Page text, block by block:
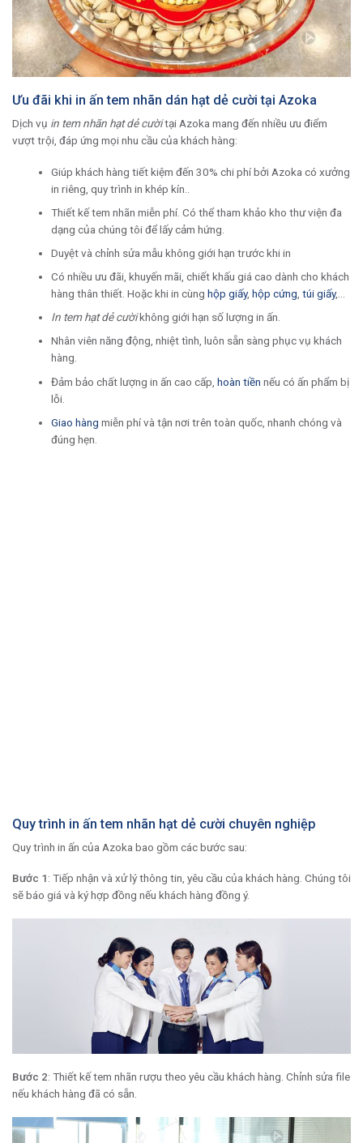
Ưu đãi khi in ấn tem nhãn dán hạt dẻ cười tại Azoka
Dịch vụ in tem nhãn hạt dẻ cườitại Azoka mang đến nhiều ưu điểm
vượt trội, đáp ứng mọi nhu cầu của khách hàng:
Giúp khách hàng tiết kiệm đến 30% chi phí bởi Azoka có xưởng
in riêng, quy trình in khép kín..
Thiết kế tem nhãn miễn phí. Có thể tham khảo kho thư viện đa
dạng của chúng tôi để lấy cảm hứng.
Duyệt và chỉnh sửa mẫu không giới hạn trước khi in
Có nhiều ưu đãi, khuyến mãi, chiết khấu giá cao dành cho khách
hàng thân thiết. Hoặc khi in cùng hộp giấy, hộp cứng túi giấy,…
In tem hạt dẻ cườikhông giới hạn số lượng in ấn.
Nhân viên năng động, nhiệt tình, luôn sẵn sàng phục vụ khách
hàng.
Đảm bảo chất lượng in ấn cao cấp, hoàn tiền nếu có ấn phẩm bị
lỗi.
Giao hàng miễn phí và tận nơi trên toàn quốc, nhanh chóng và
đúng hẹn.
Quy trình in ấn tem nhãn hạt dẻ cười chuyên nghiệp
Quy trình in ấn của Azoka bao gồm các bước sau:
Bước 1: Tiếp nhận và xử lý thông tin, yêu cầu của khách hàng. Chúng tôi
sẽ báo giá và ký hợp đồng nếu khách hàng đồng ý.
Bước 2: Thiết kế tem nhãn rượu theo yêu cầu khách hàng. Chỉnh sửa file
nếu khách hàng đã có sẵn.